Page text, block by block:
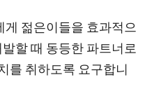
젊은이들을 효과적으
할 때 동등한 파트너로
를 취하도록 요구합니